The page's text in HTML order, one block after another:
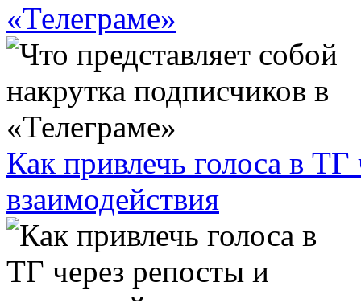
«Телеграме»
Как привлечь голоса в ТГ
взаимодействия